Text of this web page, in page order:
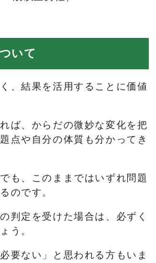
いて
、結果を活用することに価値
ば、からだの微妙な変化を把
点や自分の体質も分かってき
も、このままではいずれ問題
のです。
判定を受けた場合は、必ずく
う。
要ない」と思われる方もいま